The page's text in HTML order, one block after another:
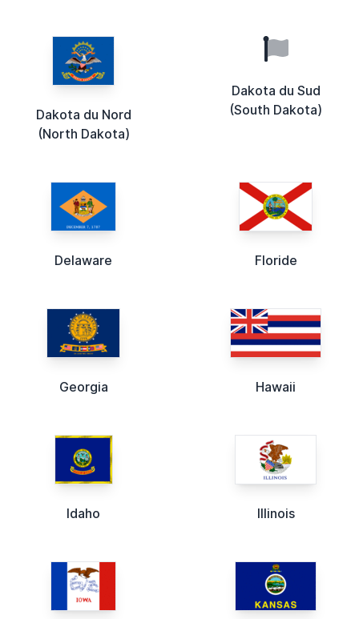
Dakota du Nord
(North Dakota)
Dakota du Sud
(South Dakota)
Delaware Floride
Georgia Hawaii
Idaho Illinois